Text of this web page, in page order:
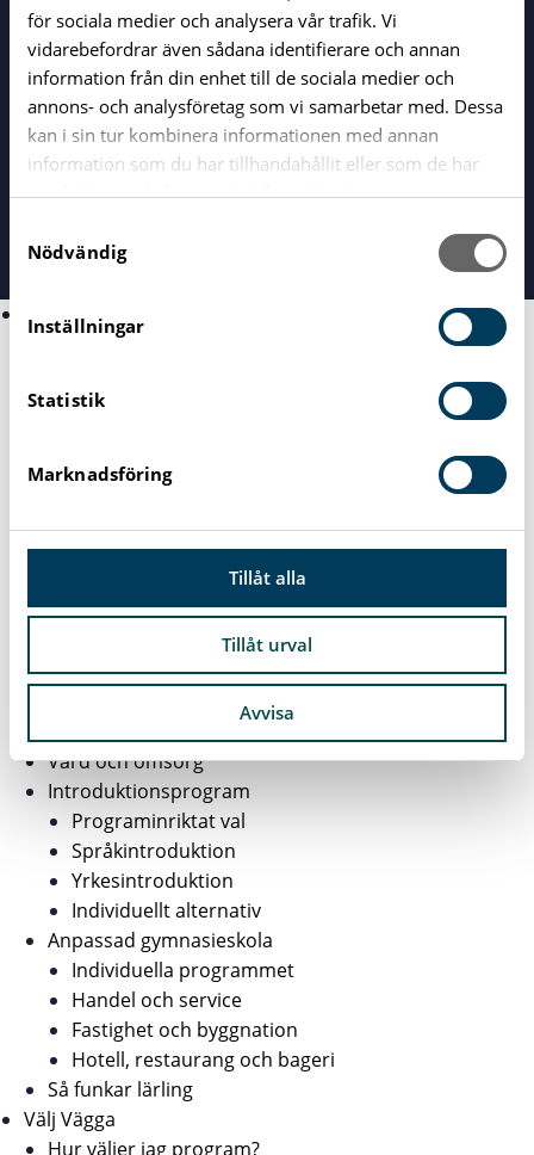
för sociala medier och analysera vår trafik. Vi
vidarebefordrar även sådana identifierare och annan
information från din enhet till de sociala medier och
annons- och analysföretag som vi samarbetar med. Dessa
kan i sin tur kombinera informationen med annan
information som du har tillhandahållit eller som de har
samlat in när du har använt deras tjänster.
t
Nödvändig
Inställningar
Statistik
Marknadsföring
Tillåt alla
Tillåt urval
Avvisa
Vägga Gymnasieskola Karlshamn| Väggavägen 2, 374
81 Karlshamn |0454-574000
Våra program
Barn och fritid
El och energi
Estetiska
Fordon och transport
Naturvetenskap
Restaurang och livsmedel
Smakprov från vardagen på RL
Vad säger restaurangbranschen?
Samhällsvetenskap
Vård och omsorg
Introduktionsprogram
Programinriktat val
Språkintroduktion
Yrkesintroduktion
Individuellt alternativ
Anpassad gymnasieskola
Individuella programmet
Handel och service
Fastighet och byggnation
Hotell, restaurang och bageri
Så funkar lärling
Välj Vägga
Hur väljer jag program?